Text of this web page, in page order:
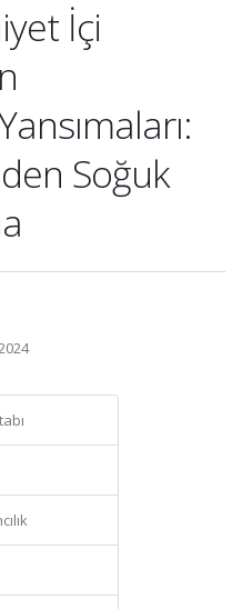
İçi
Soğuk